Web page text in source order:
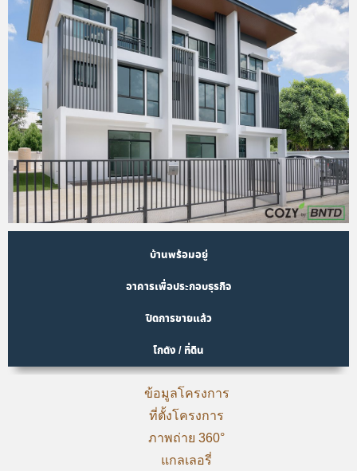
บ้านพร้อมอยู่
อาคารเพื่อประกอบธุรกิจ
ปิดการขายแล้ว
โกดัง / ที่ดิน
ข้อมูลโครงการ
ที่ตั้งโครงการ
ภาพถ่าย 360°
แกลเลอรี่